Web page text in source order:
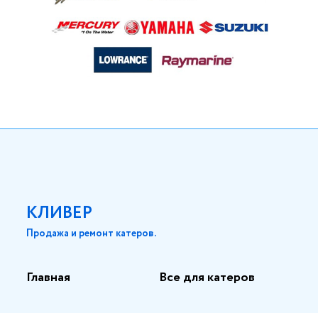
КЛИВЕР
Продажа и ремонт катеров.
Главная Все для катеров